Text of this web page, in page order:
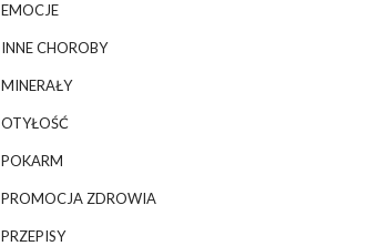
EMOCJE
INNE CHOROBY
MINERAŁY
OTYŁOŚĆ
POKARM
PROMOCJA ZDROWIA
PRZEPISY